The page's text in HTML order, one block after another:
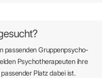
passenden Gruppen­psycho­
Psycho­­thera­­peuten ihre
Platz dabei ist.